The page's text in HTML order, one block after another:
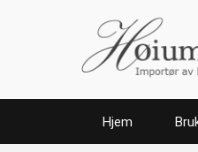
Hjem